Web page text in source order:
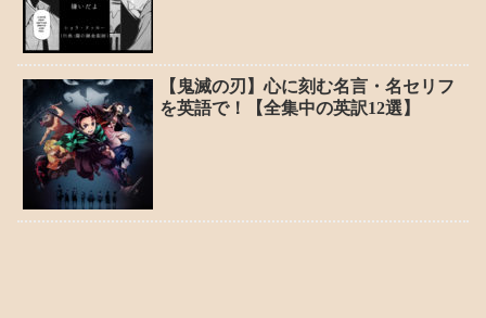
【鬼滅の刃】心に刻む名言・名セリフ
を英語で！【全集中の英訳12選】